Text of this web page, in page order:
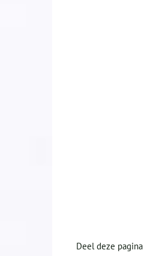
Deel deze pagina